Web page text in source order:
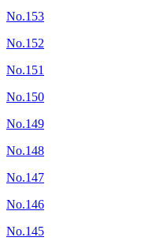
No.153
No.152
No.151
No.150
No.149
No.148
No.147
No.146
No.145